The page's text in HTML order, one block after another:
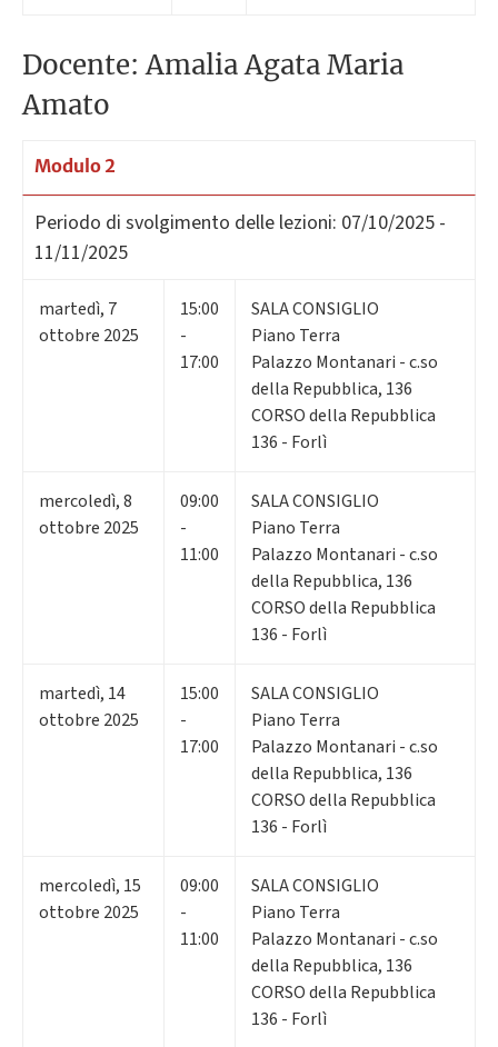
Docente: Amalia Agata Maria
Amato
Modulo 2
Periodo di svolgimento delle lezioni: 07/10/2025 -
11/11/2025
martedì, 7
ottobre 2025
15:00
-
17:00
SALA CONSIGLIO
Piano Terra
Palazzo Montanari - c.so
della Repubblica, 136
CORSO della Repubblica
136 - Forlì
mercoledì,8
ottobre 2025
09:00
-
11:00
SALA CONSIGLIO
Piano Terra
Palazzo Montanari - c.so
della Repubblica, 136
CORSO della Repubblica
136 - Forlì
martedì, 14
ottobre 2025
15:00
-
17:00
SALA CONSIGLIO
Piano Terra
Palazzo Montanari - c.so
della Repubblica, 136
CORSO della Repubblica
136 - Forlì
mercoledì, 15
ottobre 2025
09:00
-
11:00
SALA CONSIGLIO
Piano Terra
Palazzo Montanari - c.so
della Repubblica, 136
CORSO della Repubblica
136 - Forlì